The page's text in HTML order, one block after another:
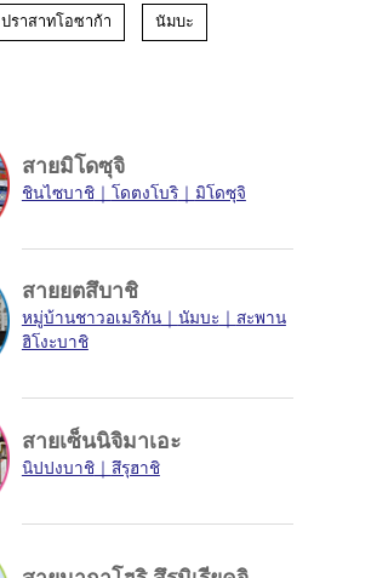
ปราสาทโอซาก้า นัมบะ
สายมิโดซุจิ
ชินไซบาชิ โดตงโบริ มิโดซุจิ
สายยตสึบาชิ
หมู่บ้านชาวอเมริกัน นัมบะ
สะพาน
ฮิโงะบาชิ
สายเซ็นนิจิมาเอะ
นิปปงบาชิ สึรุฮาชิ